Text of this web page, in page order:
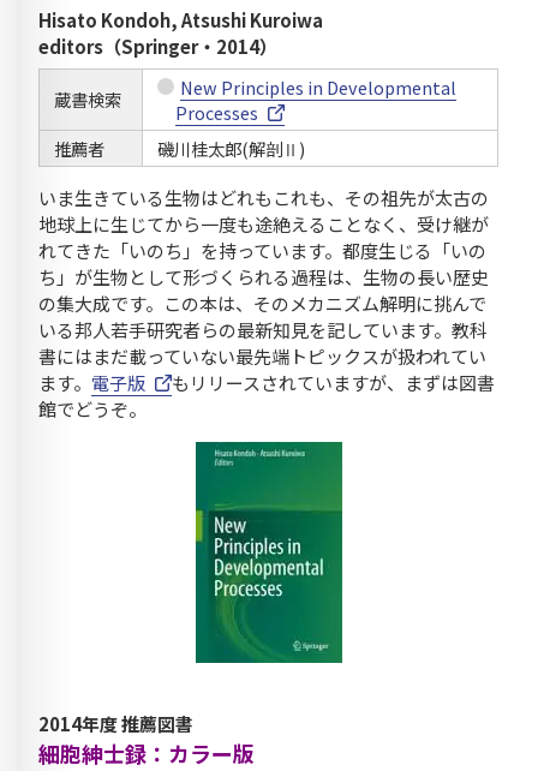
Hisato Kondoh, Atsushi Kuroiwa
editors（Springer・2014）
蔵書検索
New Principles in Developmental
Processes
推薦者
磯川桂太郎(解剖Ⅱ)
いま生きている生物はどれもこれも、その祖先が太古の
地球上に生じてから一度も途絶えることなく、受け継が
れてきた「いのち」を持っています。都度生じる「いの
ち」が生物として形づくられる過程は、生物の長い歴史
の集大成です。この本は、そのメカニズム解明に挑んで
いる邦人若手研究者らの最新知見を記しています。教科
書にはまだ載っていない最先端トピックスが扱われてい
ます。 電子版
もリリースされていますが、まずは図書
館でどうぞ。
2014年度 推薦図書
細胞紳士録：カラー版